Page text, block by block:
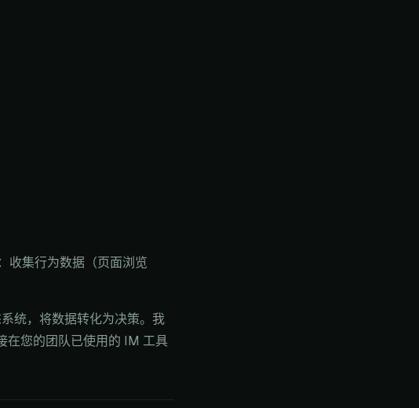
收集行为数据（页面浏览
统，将数据转化为决策。我
在您的团队已使用的 IM 工具